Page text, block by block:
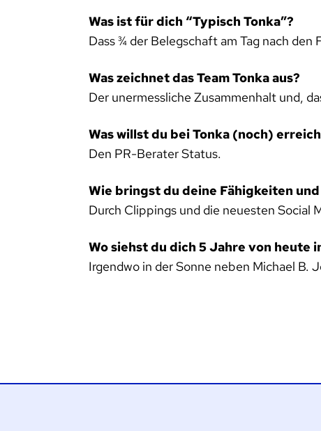
Was ist für dich “Typisch Tonka”?
Dass ¾ der Belegschaft am Tag nach den
Was zeichnet das Team Tonka aus?
Der unermessliche Zusammenhalt und,
Was willst du bei Tonka (noch)
Den PR-Berater Status.
Wie bringst du deine Fähigkeiten
Durch Clippings und die neuesten Social
Wo siehst du dich 5 Jahre von heute
Irgendwo in der Sonne neben Michael B.